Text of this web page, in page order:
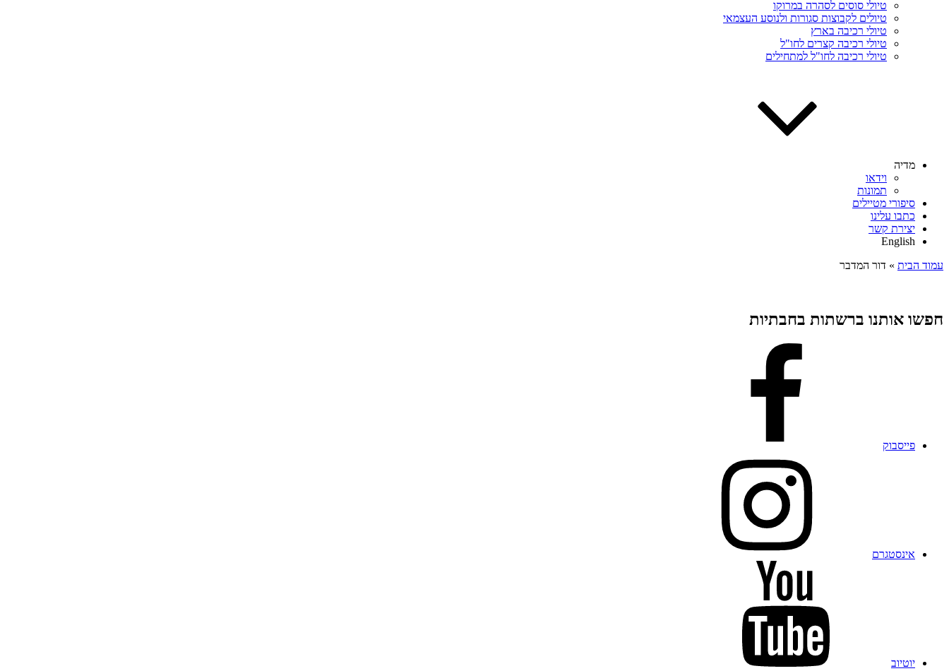
טיולי סוסים לסהרה במרוקו
טיולים לקבוצות סגורות ולנוסע העצמאי
טיולי רכיבה בארץ
טיולי רכיבה קצרים לחו"ל
טיולי רכיבה לחו"ל למתחילים
מדיה
וידאו
תמונות
סיפורי מטיילים
כתבו עלינו
יצירת קשר
English
עמוד הבית » דור המדבר
חפשו אותנו ברשתות בחבתיות
פייסבוק
אינסטגרם
יוטיוב